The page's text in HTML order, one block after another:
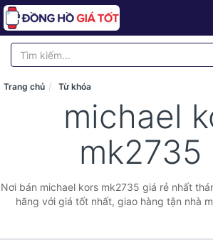
Trang chủ Từ khóa
michael
mk2735
Nơi bán michael kors mk2735 giá rẻ nhất
hãng với giá tốt nhất, giao hàng tận nhà